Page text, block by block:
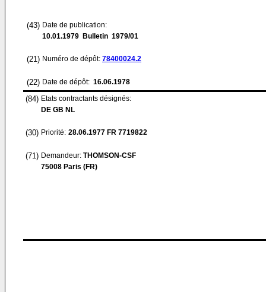
(43) Date de publication:
10.01.1979 Bulletin 1979/01
(21) Numéro de dépôt: 78400024.2
(22) Date de dépôt: 16.06.1978
(84) Etats contractants désignés:
DE GB NL
(30) Priorité: 28.06.1977 FR 7719822
(71) Demandeur: THOMSON-CSF
75008 Paris (FR)